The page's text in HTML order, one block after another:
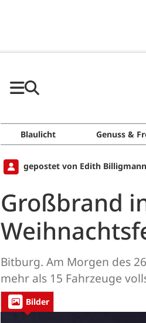
Blaulicht Genuss &
gepostet von Edith Billigmann
Großbrand
Bitburg. Am Morgen des
mehr als 15 Fahrzeuge
Bilder